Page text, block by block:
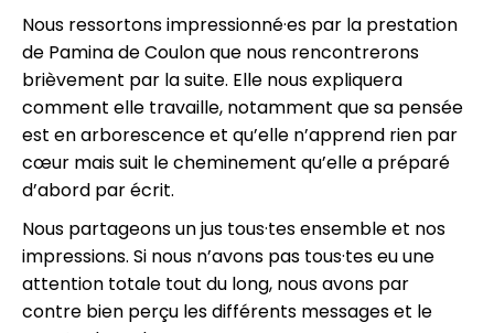
Nous ressortons impressionné·es par la prestation
de Pamina de Coulon que nous rencontrerons
brièvement par la suite. Elle nous expliquera
comment elle travaille, notamment que sa pensée
est en arborescence et qu’elle n’apprend rien par
cœur mais suit le cheminement qu’elle a préparé
d’abord par écrit.
Nous partageons un jus tous·tes ensemble et nos
impressions. Si nous n’avons pas tous·tes eu une
attention totale tout du long, nous avons par
contre bien perçu les différents messages et le